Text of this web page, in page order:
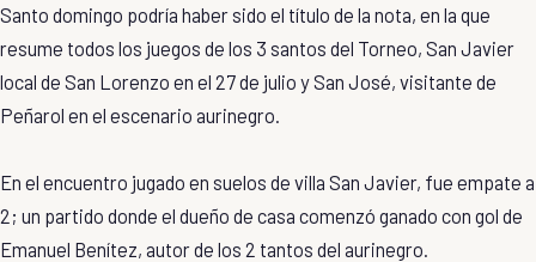
Santo domingo podría haber sido el título de la nota, en la que
resume todos los juegos de los 3 santos del Torneo, San Javier
local de San Lorenzo en el 27 de julio y San José, visitante de
Peñarol en el escenario aurinegro.
En el encuentro jugado en suelos de villa San Javier, fue empate a
2; un partido donde el dueño de casa comenzó ganado con gol de
Emanuel Benítez, autor de los 2 tantos del aurinegro.